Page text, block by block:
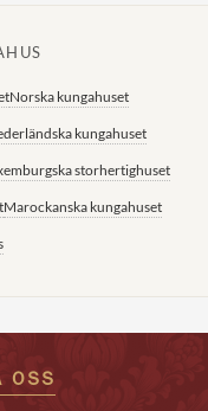
Norska kungahuset
kungahuset
storhertighuset
Marockanska kungahuset
OSS